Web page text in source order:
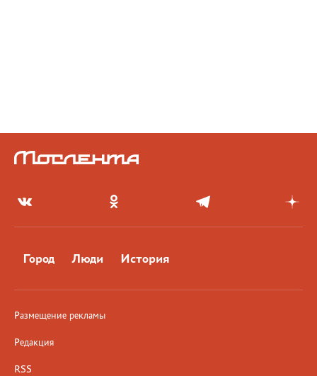
Город Люди История
Размещение рекламы
Редакция
RSS